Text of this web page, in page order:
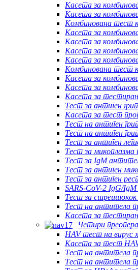
Касета за
Касета за
Комбинована
Касета за
Касета за
Касета за
Касета за
Комбинована
Касета за
Касета за
Касета за
Тест за антиген
Касета за тест
Тест на антиген
Тест на антиген
Тест за антиген
Тест за
Тест за IgM
Тест за антиген
Тест за антиген
SARS-CoV-2 IgG/
Тест за
Тест на антитела
Касета за
Четири
HAV тест на вирус
Касета за тест
Тест на антитела
Тест на антитела